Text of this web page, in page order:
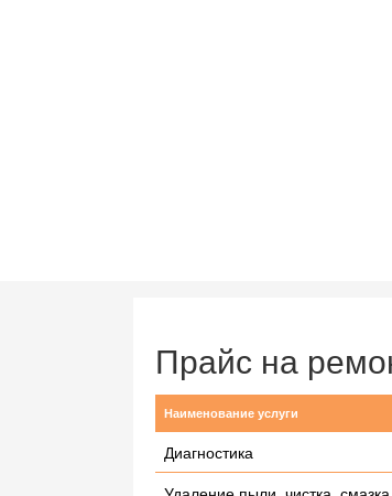
Прайс на
Наименование услуги
Диагностика